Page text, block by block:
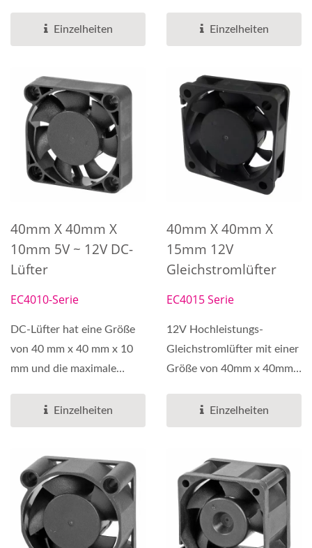
Lüfterrahmen...
Einzelheiten
Einzelheiten
40mm X 40mm X
10mm 5V ~ 12V DC-
Lüfter
EC4010-Serie
DC-Lüfter hat eine Größe
von 40 mm x 40 mm x 10
mm und die maximale
Einzelheiten
40mm X 40mm X
15mm 12V
Gleichstromlüfter
EC4015 Serie
12V Hochleistungs-
Gleichstromlüfter mit einer
Größe von 40mm x 40mm x
Einzelheiten